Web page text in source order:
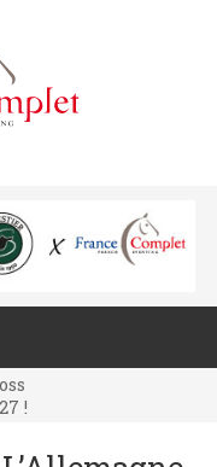
!
!
!